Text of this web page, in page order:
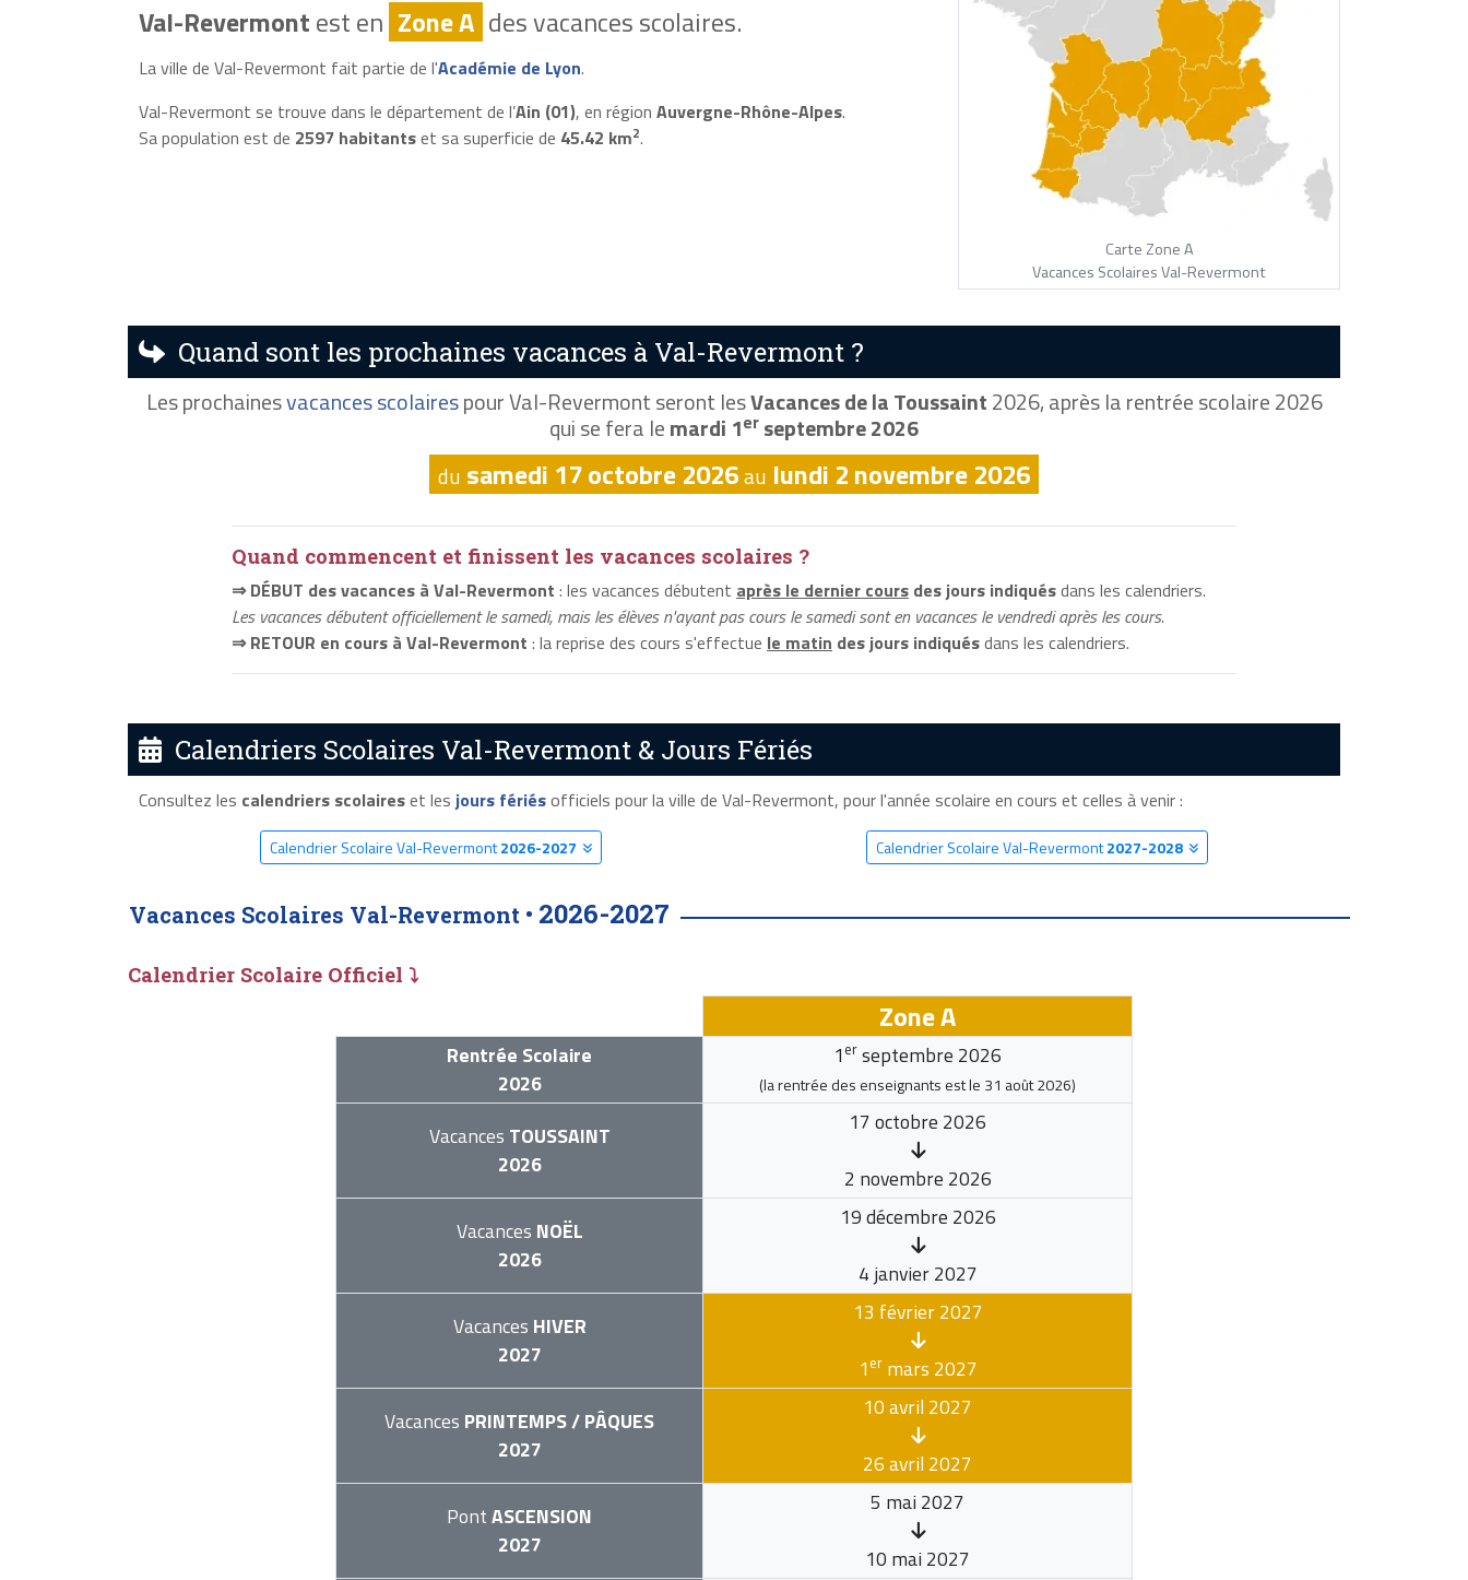
Val-Revermontest en Zone A des vacances scolaires.
La ville de Val-Revermont fait partie de l'Académie de Lyon.
Val-Revermont se trouve dans le département de l’Ain (01), en région Auvergne-Rhône-Alpes.
Sa population est de 2597 habitantset sa superficie de 45.42 km2.
Carte Zone A
Vacances Scolaires Val-Revermont
Quand sont les prochaines vacances à Val-Revermont ?
Les prochainesvacances scolairespour Val-Revermont seront lesVacances de la Toussaint2026, après la rentrée scolaire 2026
qui se fera lemardi 1er septembre 2026
du samedi 17 octobre 2026au lundi 2 novembre 2026
Quand commencent et finissent les vacances scolaires ?
⇒ DÉBUT des vacances à Val-Revermont : les vacances débutent après le dernier cours des jours indiquésdans les calendriers.
Les vacances débutent officiellement le samedi, mais les élèves n'ayant pas cours le samedi sont en vacances le vendredi après les cours.
⇒ RETOUR en cours à Val-Revermont : la reprise des cours s'effectue le matin des jours indiquésdans les calendriers.
Calendriers Scolaires Val-Revermont & Jours Fériés
Consultez les calendriers scolaireset les jours fériésofficiels pour la ville de Val-Revermont, pour l'année scolaire en cours et celles à venir :
Calendrier Scolaire Val-Revermont2026-2027 Calendrier Scolaire Val-Revermont2027-2028
Vacances Scolaires Val-Revermont • 2026-2027
Calendrier Scolaire Officiel ⤵
Zone A
Rentrée Scolaire
2026
1 er septembre 2026
(la rentrée des enseignants est le 31 août 2026)
Vacances TOUSSAINT
2026
17 octobre 2026
2 novembre 2026
Vacances NOËL
2026
19 décembre 2026
4 janvier 2027
Vacances HIVER
2027
13 février 2027
1ermars 2027
Vacances PRINTEMPS / PÂQUES
2027
10 avril 2027
26 avril 2027
PontASCENSION
2027
5 mai 2027
10 mai 2027